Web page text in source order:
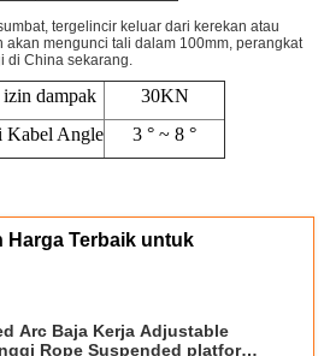
tergelincir keluar dari kerekan atau
mengunci tali dalam 100mm, perangkat
di China sekarang.
dampak
30KN
Kabel Angle
3 ° ~ 8 °
Harga Terbaik untuk
Arc Baja Kerja Adjustable
Rope Suspended platform